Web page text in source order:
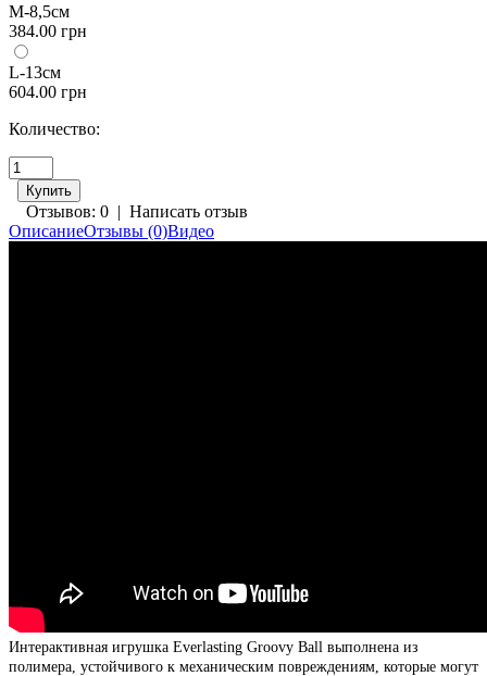
M-8,5см
384.00 грн
L-13см
604.00 грн
Количество:
Отзывов: 0 | Написать отзыв
ОписаниеОтзывы (0)Видео
Интерактивная игрушка Everlasting Groovy Ball выполнена из
полимера, устойчивого к механическим повреждениям, которые могут